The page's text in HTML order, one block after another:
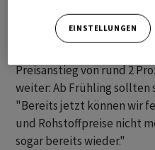
Nach den
vergangenen Jahr werden
Preisanstieg von rund 2
weiter: Ab Frühling sollten
"Bereits jetzt können wir
und Rohstoffpreise nicht
sogar bereits wieder."
EINSTELLUNGEN